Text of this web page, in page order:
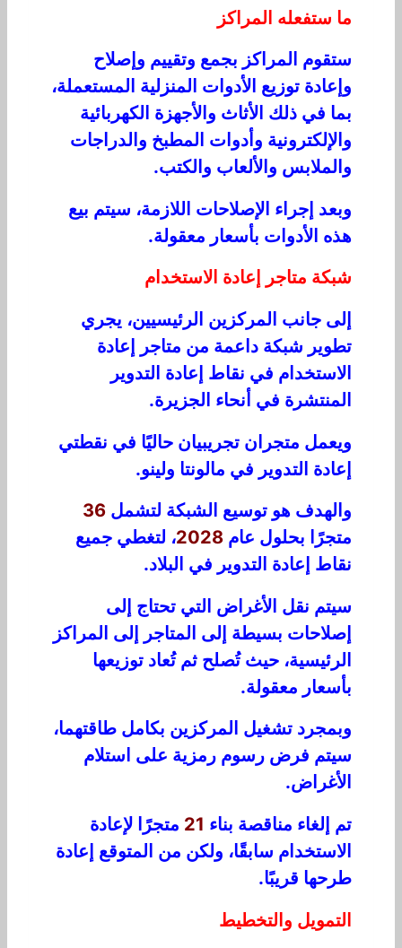
ما ستفعله المراكز
ستقوم المراكز بجمع وتقييم وإصلاح
وإعادة توزيع الأدوات المنزلية المستعملة،
بما في ذلك الأثاث والأجهزة الكهربائية
والإلكترونية وأدوات المطبخ والدراجات
والملابس والألعاب والكتب.
وبعد إجراء الإصلاحات اللازمة، سيتم بيع
هذه الأدوات بأسعار معقولة.
شبكة متاجر إعادة الاستخدام
إلى جانب المركزين الرئيسيين، يجري
تطوير شبكة داعمة من متاجر إعادة
الاستخدام في نقاط إعادة التدوير
المنتشرة في أنحاء الجزيرة.
ويعمل متجران تجريبيان حاليًا في نقطتي
إعادة التدوير في مالونتا ولينو.
والهدف هو توسيع الشبكة لتشمل 36
متجرًا بحلول عام 2028، لتغطي جميع
نقاط إعادة التدوير في البلاد.
سيتم نقل الأغراض التي تحتاج إلى
إصلاحات بسيطة إلى المتاجر إلى المراكز
الرئيسية، حيث تُصلح ثم تُعاد توزيعها
بأسعار معقولة.
وبمجرد تشغيل المركزين بكامل طاقتهما،
سيتم فرض رسوم رمزية على استلام
الأغراض.
تم إلغاء مناقصة بناء 21 متجرًا لإعادة
الاستخدام سابقًا، ولكن من المتوقع إعادة
طرحها قريبًا.
التمويل والتخطيط